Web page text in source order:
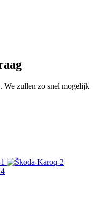
We zullen zo snel mogelijk